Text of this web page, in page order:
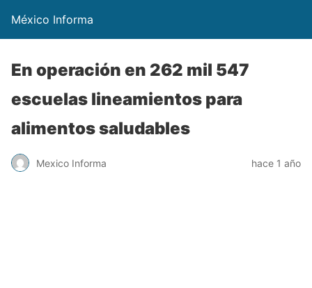
México Informa
En operación en 262 mil 547
escuelas lineamientos para
alimentos saludables
Mexico Informa hace 1 año